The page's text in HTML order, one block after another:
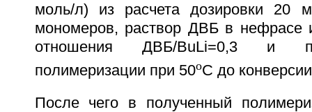
моль/л) из расчета дозировки 20
мономеров, раствор ДВБ в нефрасе
отношения ДВБ/BuLi=0,3 и
полимеризации при 50oС до
После чего в полученный